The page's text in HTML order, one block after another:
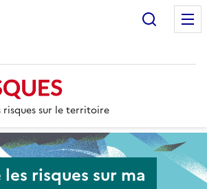
risques sur le territoire
risques sur ma